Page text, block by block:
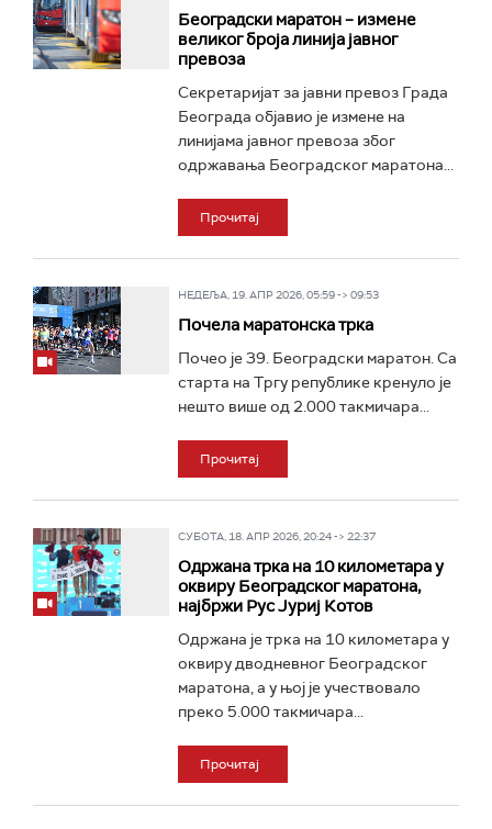
Београдски маратон – измене
великог броја линија јавног
превоза
Секретаријат за јавни превоз Града
Београда објавио је измене на
линијама јавног превоза због
одржавања Београдског маратона...
Прочитај
НЕДЕЉА, 19. АПР 2026, 05:59 -> 09:53
Почела маратонска трка
Почео је 39. Београдски маратон. Са
старта на Тргу републике кренуло је
нешто више од 2.000 такмичара...
Прочитај
СУБОТА, 18. АПР 2026, 20:24 -> 22:37
Одржана трка на 10 километара у
оквиру Београдског маратона,
најбржи Рус Јуриј Котов
Одржана је трка на 10 километара у
оквиру дводневног Београдског
маратона, а у њој је учествовало
преко 5.000 такмичара...
Прочитај